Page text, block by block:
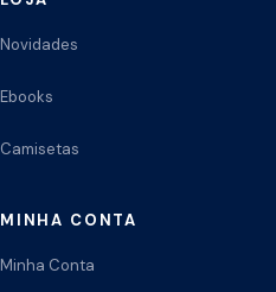
Novidades
Ebooks
Camisetas
MINHA CONTA
Minha Conta